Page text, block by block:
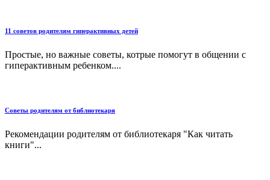
11 советов родителям гиперактивных детей
Простые, но важные советы, котрые помогут в общении с
гиперактивным ребенком....
Советы родителям от библиотекаря
Рекомендации родителям от библиотекаря "Как читать
книги"...